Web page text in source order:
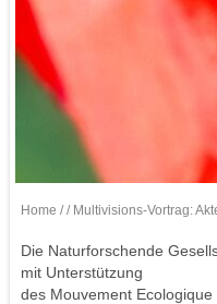
Home // Multivisions-Vortrag:
Die Naturforschende
mit Unterstützung
des Mouvement